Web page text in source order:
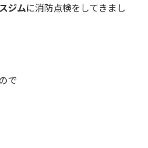
ジムに消防点検をしてきまし
で